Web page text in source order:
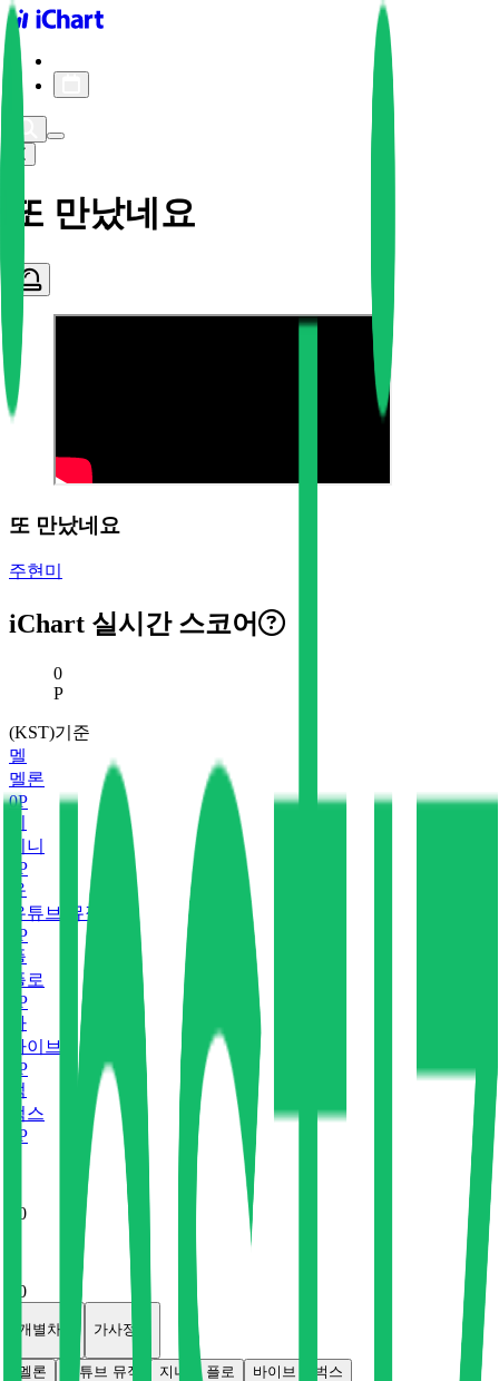
iChart logo
또 만났네요
또 만났네요
주현미
iChart 실시간 스코어
현재 스코어
0
P
(KST)기준
멜
멜론
0P
지니
P
유
유튜브 뮤직
P
플
플로
P
바
바이브
P
벅
벅스
P
0
0
개별차트 가사정보
멜론 유튜브 뮤직 지니 플로 바이브
벅스